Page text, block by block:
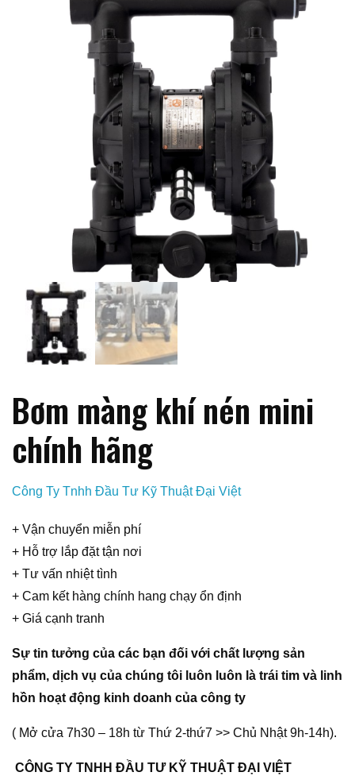
Bơm màng khí nén mini
chính hãng
Công Ty Tnhh Đầu Tư Kỹ Thuật Đại Việt
+ Vận chuyển miễn phí
+ Hỗ trợ lắp đặt tận nơi
+ Tư vấn nhiệt tình
+ Cam kết hàng chính hang chạy ổn định
+ Giá cạnh tranh
Sự tin tưởng của các bạn đối với chất lượng sản
phẩm, dịch vụ của chúng tôi luôn luôn là trái tim và linh
hồn hoạt động kinh doanh của công ty
( Mở cửa 7h30 – 18h từ Thứ 2-thứ7 >> Chủ Nhật 9h-14h).
CÔNG TY TNHH ĐẦU TƯ KỸ THUẬT ĐẠI VIỆT